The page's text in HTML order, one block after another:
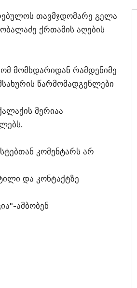
თავმჯდომარე გელა
ქრთამის აღების
მომხდარიდან რამდენიმე
წარმომადგენლები
მერიაა
კომენტარს არ
და კონტაქტზე
ამბობენ